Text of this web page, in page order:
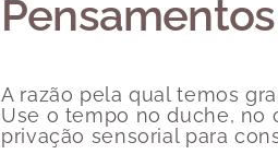
A razão pela qual temos
Use o tempo no duche, no
privação sensorial para